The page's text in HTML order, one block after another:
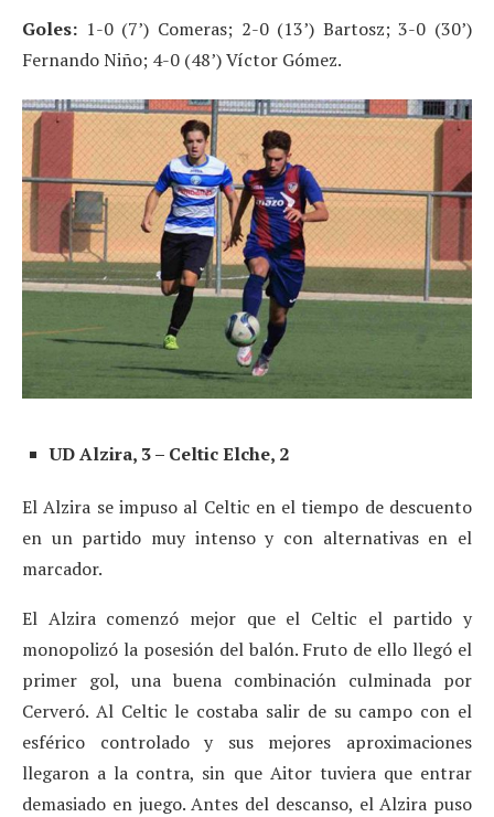
Goles: 1-0 (7’) Comeras; 2-0 (13’) Bartosz; 3-0 (30’)
Fernando Niño; 4-0 (48’) Víctor Gómez.
UD Alzira, 3 – Celtic Elche, 2
El Alzira se impuso al Celtic en el tiempo de descuento
en un partido muy intenso y con alternativas en el
marcador.
El Alzira comenzó mejor que el Celtic el partido y
monopolizó la posesión del balón. Fruto de ello llegó el
primer gol, una buena combinación culminada por
Cerveró. Al Celtic le costaba salir de su campo con el
esférico controlado y sus mejores aproximaciones
llegaron a la contra, sin que Aitor tuviera que entrar
demasiado en juego. Antes del descanso, el Alzira puso